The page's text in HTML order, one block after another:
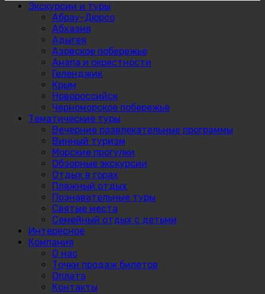
Экскурсии и туры
Абрау-Дюрсо
Абхазия
Адыгея
Азовское побережье
Анапа и окрестности
Геленджик
Крым
Новороссийск
Черноморское побережье
Тематические туры
Вечерние развлекательные программы
Винный туризм
Морские прогулки
Обзорные экскурсии
Отдых в горах
Пляжный отдых
Познавательные туры
Святые места
Семейный отдых с детьми
Интересное
Компания
О нас
Точки продаж билетов
Оплата
Контакты